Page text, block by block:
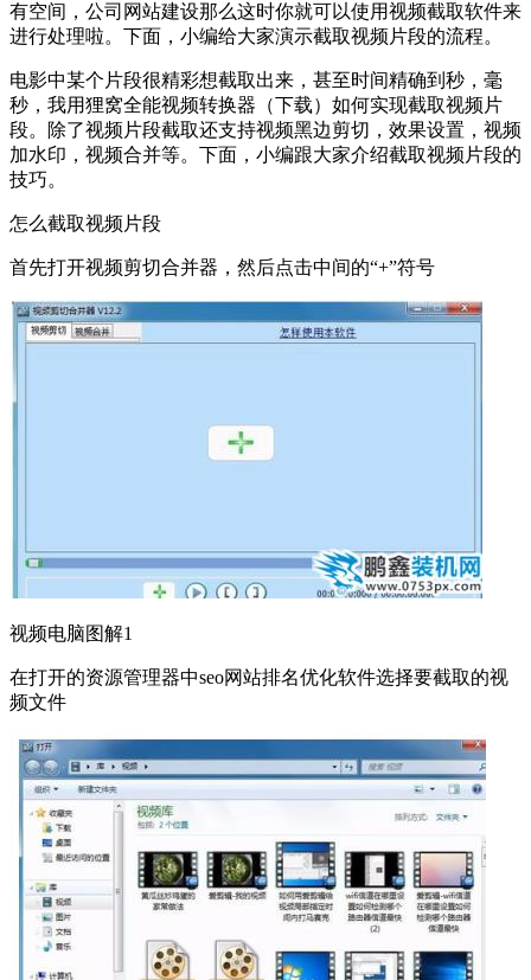
有空间，公司网站建设那么这时你就可以使用视频截取软件来
进行处理啦。下面，小编给大家演示截取视频片段的流程。
电影中某个片段很精彩想截取出来，甚至时间精确到秒，毫
秒，我用狸窝全能视频转换器（下载）如何实现截取视频片
段。除了视频片段截取还支持视频黑边剪切，效果设置，视频
加水印，视频合并等。下面，小编跟大家介绍截取视频片段的
技巧。
怎么截取视频片段
首先打开视频剪切合并器，然后点击中间的“+”符号
视频电脑图解1
在打开的资源管理器中seo网站排名优化软件选择要截取的视
频文件